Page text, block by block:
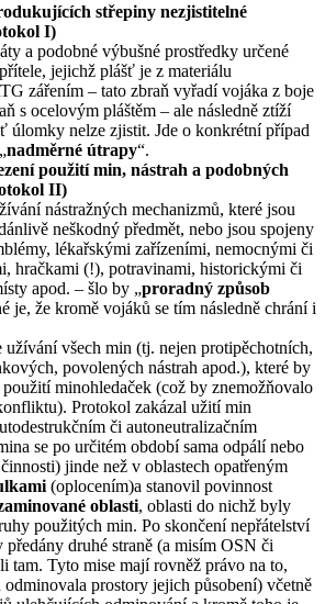
střepiny nezjistitelné
I)
a podobné výbušné prostředky určené
jejichž plášť je z materiálu
zářením – tato zbraň vyřadí vojáka z boje
s ocelovým pláštěm – ale následně ztíží
úlomky nelze zjistit. Jde o konkrétní případ
nadměrné útrapy“.
použití min, nástrah a podobných
II)
nástražných mechanizmů, které jsou
neškodný předmět, nebo jsou spojeny
lékařskými zařízeními, nemocnými či
hračkami (!), potravinami, historickými či
apod. – šlo by „proradný způsob
je, že kromě vojáků se tím následně chrání i
užívání všech min (tj. nejen protipěchotních,
povolených nástrah apod.), které by
minohledaček (což by znemožňovalo
Protokol zakázal užití min
či autoneutralizačním
se po určitém období sama odpálí nebo
jinde než v oblastech opatřeným
(oplocením)a stanovil povinnost
oblasti, oblasti do nichž byly
použitých min. Po skončení nepřátelství
druhé straně (a misím OSN či
Tyto mise mají rovněž právo na to,
odminovala prostory jejich působení) včetně